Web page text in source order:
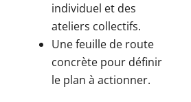
individuel et des
ateliers collectifs.
Une feuille de route
concrète pour définir
le plan à actionner.